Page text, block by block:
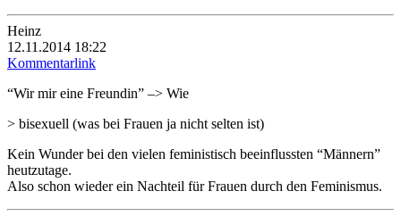
Heinz
12.11.2014 18:22
Kommentarlink
“Wir mir eine Freundin” –> Wie
> bisexuell (was bei Frauen ja nicht selten ist)
Kein Wunder bei den vielen feministisch beeinflussten “Männern”
heutzutage.
Also schon wieder ein Nachteil für Frauen durch den Feminismus.